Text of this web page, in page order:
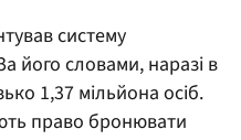
систему
його словами, наразі в
1,37 мільйона осіб.
право бронювати